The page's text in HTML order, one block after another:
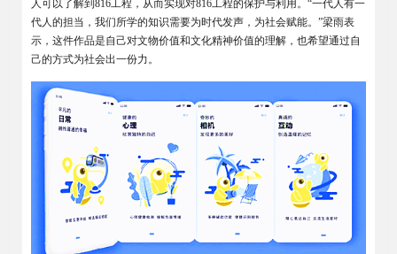
人可以了解到816工程，从而实现对816工程的保护与利用。“一代人有一
代人的担当，我们所学的知识需要为时代发声，为社会赋能。”梁雨表
示，这件作品是自己对文物价值和文化精神价值的理解，也希望通过自
己的方式为社会出一份力。